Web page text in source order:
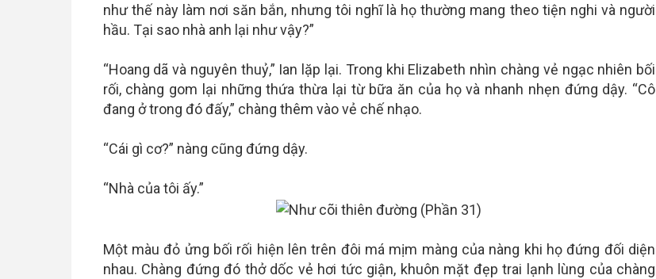
như thế này làm nơi săn bắn, nhưng tôi nghĩ là họ thường mang theo tiện nghi và người
hầu. Tại sao nhà anh lại như vậy?”
“Hoang dã và nguyên thuỷ,” Ian lặp lại. Trong khi Elizabeth nhìn chàng vẻ ngạc nhiên bối
rối, chàng gom lại những thứa thừa lại từ bữa ăn của họ và nhanh nhẹn đứng dậy. “Cô
đang ở trong đó đấy,” chàng thêm vào vẻ chế nhạo.
“Cái gì cơ?” nàng cũng đứng dậy.
“Nhà của tôi ấy.”
Một màu đỏ ửng bối rối hiện lên trên đôi má mịm màng của nàng khi họ đứng đối diện
nhau. Chàng đứng đó thở dốc vẻ hơi tức giận, khuôn mặt đẹp trai lạnh lùng của chàng